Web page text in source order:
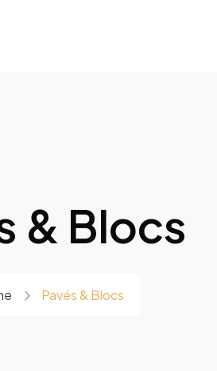
& Blocs
Pavés & Blocs